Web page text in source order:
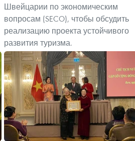
Швейцарии по экономическим
вопросам (SECO), чтобы обсудить
реализацию проекта устойчивого
развития туризма.